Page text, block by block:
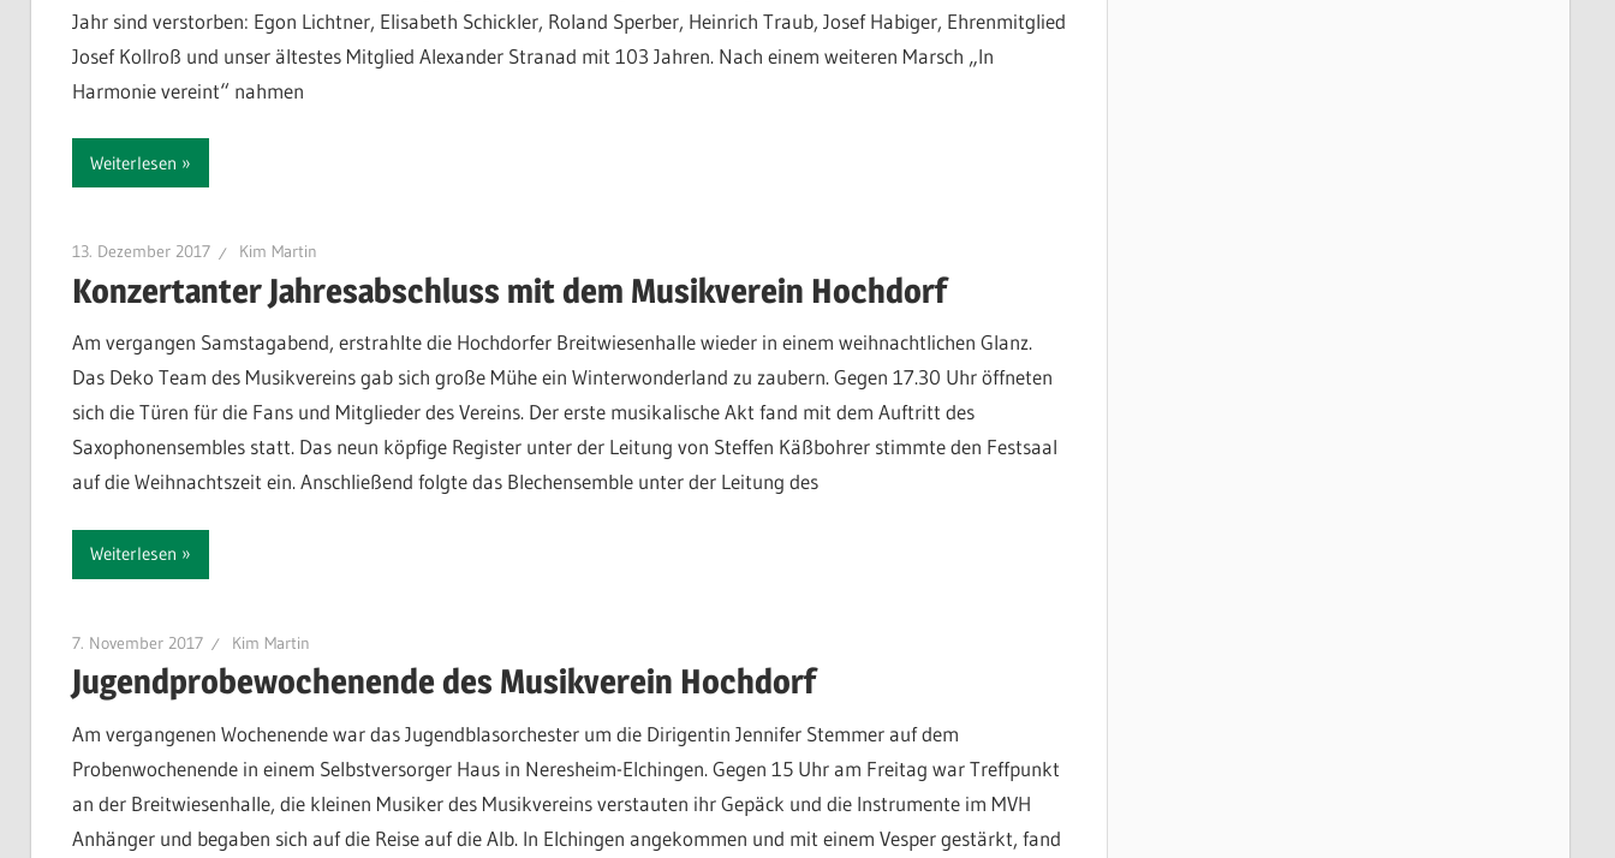
Jahr sind verstorben: Egon Lichtner, Elisabeth Schickler, Roland Sperber, Heinrich Traub, Josef Habiger, Ehrenmitglied
Josef Kollroß und unser ältestes Mitglied Alexander Stranad mit 103 Jahren. Nach einem weiteren Marsch „In
Harmonie vereint“ nahmen
Weiterlesen
13. Dezember 2017 Kim Martin
Konzertanter Jahresabschluss mit dem Musikverein Hochdorf
Am vergangen Samstagabend, erstrahlte die Hochdorfer Breitwiesenhalle wieder in einem weihnachtlichen Glanz.
Das Deko Team des Musikvereins gab sich große Mühe ein Winterwonderland zu zaubern. Gegen 17.30 Uhr öffneten
sich die Türen für die Fans und Mitglieder des Vereins. Der erste musikalische Akt fand mit dem Auftritt des
Saxophonensembles statt. Das neun köpfige Register unter der Leitung von Steffen Käßbohrer stimmte den Festsaal
auf die Weihnachtszeit ein. Anschließend folgte das Blechensemble unter der Leitung des
Weiterlesen
7. November 2017 Kim Martin
Jugendprobewochenende des Musikverein Hochdorf
Am vergangenen Wochenende war das Jugendblasorchester um die Dirigentin Jennifer Stemmer auf dem
Probenwochenende in einem Selbstversorger Haus in Neresheim-Elchingen. Gegen 15 Uhr am Freitag war Treffpunkt
an der Breitwiesenhalle, die kleinen Musiker des Musikvereins verstauten ihr Gepäck und die Instrumente im MVH
Anhänger und begaben sich auf die Reise auf die Alb. In Elchingen angekommen und mit einem Vesper gestärkt, fand